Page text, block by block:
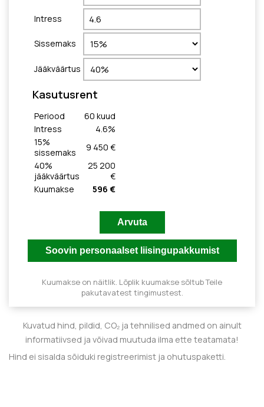
Intress
Sissemaks
Jääkväärtus
Kasutusrent
Periood 60 kuud
Intress
4.6%
15%
sissemaks
9 450 €
40%
jääkväärtus
25 200
€
Kuumakse
596 €
Kuumakse on näitlik. Lõplik kuumakse sõltub Teile
pakutavatest tingimustest.
Kuvatud hind, pildid, CO₂ ja tehnilised andmed on ainult
informatiivsed ja võivad muutuda ilma ette teatamata!
Hind ei sisalda sõiduki registreerimist ja ohutuspaketti.